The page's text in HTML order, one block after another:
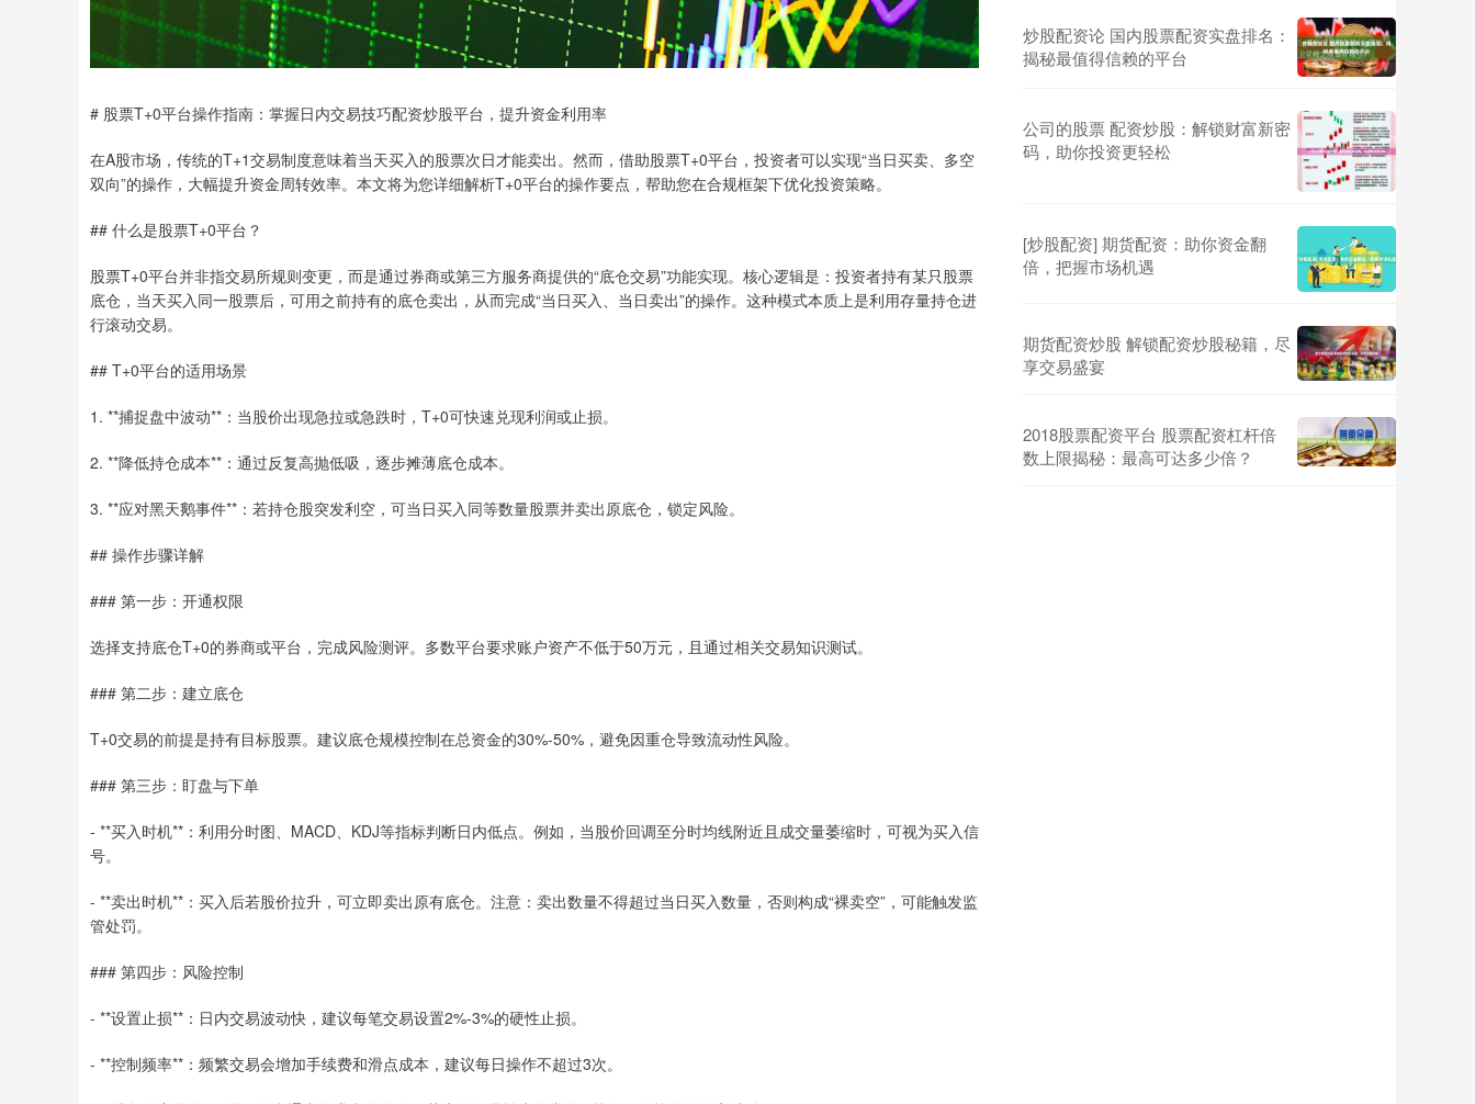
# 股票T+0平台操作指南：掌握日内交易技巧配资炒股平台，提升资金利用率
在A股市场，传统的T+1交易制度意味着当天买入的股票次日才能卖出。然而，借助股票T+0平台，投资者可以实现“当日买卖、多空
双向”的操作，大幅提升资金周转效率。本文将为您详细解析T+0平台的操作要点，帮助您在合规框架下优化投资策略。
## 什么是股票T+0平台？
股票T+0平台并非指交易所规则变更，而是通过券商或第三方服务商提供的“底仓交易”功能实现。核心逻辑是：投资者持有某只股票
底仓，当天买入同一股票后，可用之前持有的底仓卖出，从而完成“当日买入、当日卖出”的操作。这种模式本质上是利用存量持仓进
行滚动交易。
## T+0平台的适用场景
1. **捕捉盘中波动**：当股价出现急拉或急跌时，T+0可快速兑现利润或止损。
2. **降低持仓成本**：通过反复高抛低吸，逐步摊薄底仓成本。
3. **应对黑天鹅事件**：若持仓股突发利空，可当日买入同等数量股票并卖出原底仓，锁定风险。
## 操作步骤详解
### 第一步：开通权限
选择支持底仓T+0的券商或平台，完成风险测评。多数平台要求账户资产不低于50万元，且通过相关交易知识测试。
### 第二步：建立底仓
T+0交易的前提是持有目标股票。建议底仓规模控制在总资金的30%-50%，避免因重仓导致流动性风险。
### 第三步：盯盘与下单
- **买入时机**：利用分时图、MACD、KDJ等指标判断日内低点。例如，当股价回调至分时均线附近且成交量萎缩时，可视为买入信
号。
- **卖出时机**：买入后若股价拉升，可立即卖出原有底仓。注意：卖出数量不得超过当日买入数量，否则构成“裸卖空”，可能触发监
管处罚。
### 第四步：风险控制
- **设置止损**：日内交易波动快，建议每笔交易设置2%-3%的硬性止损。
- **控制频率**：频繁交易会增加手续费和滑点成本，建议每日操作不超过3次。
炒股配资论 国内股票配资实盘排名：
揭秘最值得信赖的平台
公司的股票 配资炒股：解锁财富新密
码，助你投资更轻松
[炒股配资] 期货配资：助你资金翻
倍，把握市场机遇
期货配资炒股 解锁配资炒股秘籍，尽
享交易盛宴
2018股票配资平台 股票配资杠杆倍
数上限揭秘：最高可达多少倍？